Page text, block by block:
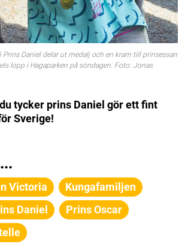
Prins Daniel delar ut medalj och en kram till prinsessan
lopp i Hagaparken på söndagen. Foto: Jonas
tycker prins Daniel gör ett fint
Sverige!
Victoria
Kungafamiljen
Daniel
Prins Oscar